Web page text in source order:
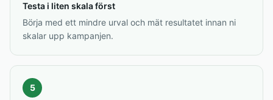
Testa i liten skala först
Börja med ett mindre urval och mät resultatet innan ni
skalar upp kampanjen.
5